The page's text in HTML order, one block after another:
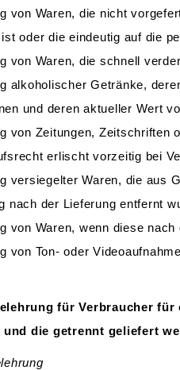
von Waren, die nicht
oder die eindeutig auf die
von Waren, die schnell
alkoholischer Getränke,
und deren aktueller Wert
von Zeitungen, Zeitschriften
erlischt vorzeitig bei
versiegelter Waren, die aus
nach der Lieferung entfernt
von Waren, wenn diese
von Ton- oder
für Verbraucher für
und die getrennt geliefert